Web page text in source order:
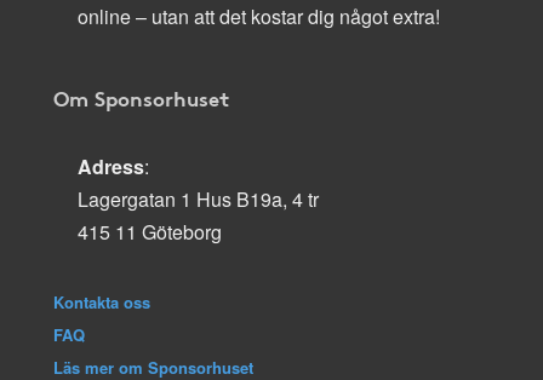
online – utan att det kostar dig något extra!
Om Sponsorhuset
Adress:
Lagergatan 1 Hus B19a, 4 tr
415 11 Göteborg
Kontakta oss
FAQ
Läs mer om Sponsorhuset